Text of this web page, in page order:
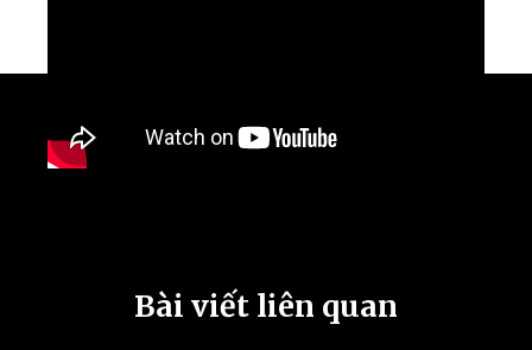
Bài viết liên quan